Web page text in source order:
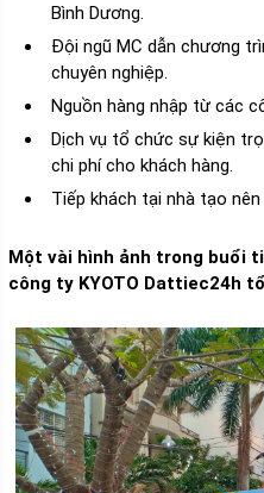
Bình Dương.
Đội ngũ MC dẫn chương
chuyên nghiệp.
Nguồn hàng nhập từ các
Dịch vụ tổ chức sự kiện
chi phí cho khách hàng.
Tiếp khách tại nhà tạo
Một vài hình ảnh trong buổi
công ty KYOTO Dattiec24h